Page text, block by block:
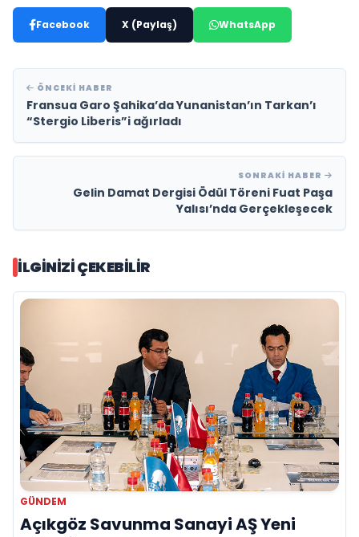
Facebook X (Paylaş) WhatsApp
ÖNCEKI HABER
Fransua Garo Şahika’da Yunanistan’ın Tarkan’ı
“Stergio Liberis”i ağırladı
SONRAKI HABER
Gelin Damat Dergisi Ödül Töreni Fuat Paşa
Yalısı’nda Gerçekleşecek
İLGINIZI ÇEKEBILIR
GÜNDEM
Açıkgöz Savunma Sanayi AŞ Yeni